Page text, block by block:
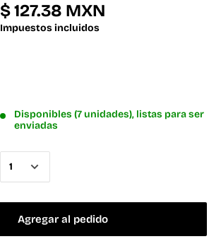
$ 127.38 MXN
Impuestos incluidos
Disponibles (7 unidades), listas para ser
enviadas
Agregar al pedido